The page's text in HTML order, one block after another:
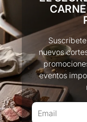
Tarjetas de debito
nuevos
eventos